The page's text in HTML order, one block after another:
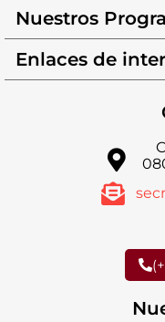
Nuestros
Enlaces de